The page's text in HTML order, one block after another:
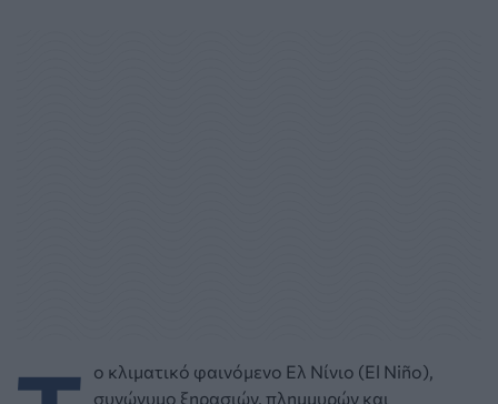
ο κλιματικό φαινόμενο Ελ Νίνιο (El Niño),
συνώνυμο ξηρασιών, πλημμυρών και